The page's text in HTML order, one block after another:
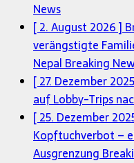
News
[ 2. August 2026 ]
verängstigte
Nepal Breaking
[ 27. Dezember
auf Lobby-Trips
[ 25. Dezember
Kopftuchverbot –
Ausgrenzung